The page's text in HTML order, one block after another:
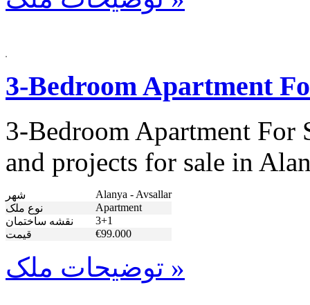
3-Bedroom Apartment
3-Bedroom Apartment For
and projects for sale in
شهر
Alanya - Avsallar
نوع ملک
Apartment
نقشه ساختمان
3+1
قیمت
€99.000
توضیحات ملک »